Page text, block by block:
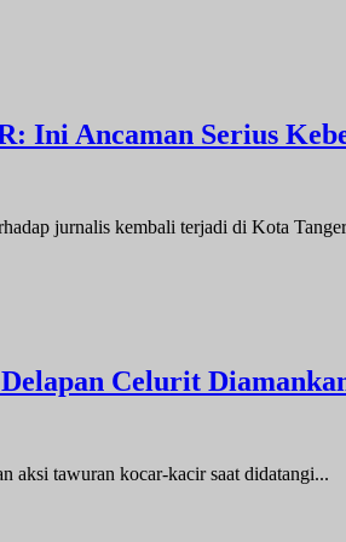
Ini Ancaman Serius
jurnalis kembali terjadi di Kota
Celurit
tawuran kocar-kacir saat didatangi...